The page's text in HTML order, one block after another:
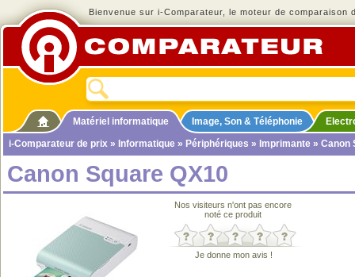
Bienvenue sur i-Comparateur, le moteur de comparaison
Matériel informatique Image, Son & Téléphonie
i-Comparateur de prix » Informatique » Périphériques » Imprimante » Canon
Canon Square QX10
Nos visiteurs n'ont pas encore
noté ce produit
Je donne mon avis !